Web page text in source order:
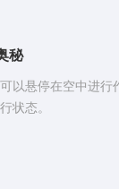
秘
以悬停在空中进行
状态。